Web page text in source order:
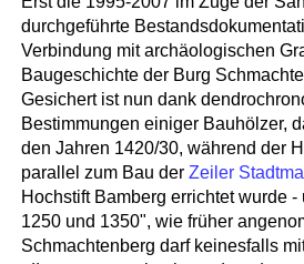
durchgeführte
Verbindung mit archäologischen
Baugeschichte der Burg
Gesichert ist nun dank
Bestimmungen einiger Bauhölzer,
den Jahren 1420/30, während der
parallel zum Bau der Zeiler
Hochstift Bamberg errichtet wurde
1250 und 1350", wie früher
Schmachtenberg darf keinesfalls